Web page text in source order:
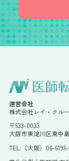
運営会社
株式会社レイ・クル
〒533-0033
大阪市東淀川区東中
TEL:（大阪）06-